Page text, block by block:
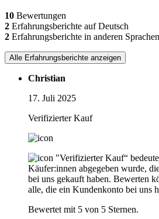
10 Bewertungen
2 Erfahrungsberichte auf Deutsch
2 Erfahrungsberichte in anderen Sprachen
Alle Erfahrungsberichte anzeigen
Christian
17. Juli 2025
Verifizierter Kauf
"Verifizierter Kauf“
Käufer:innen abgegeben wurde,
bei uns gekauft haben. Bewerten
alle, die ein Kundenkonto bei uns
Bewertet mit 5 von 5 Sternen.